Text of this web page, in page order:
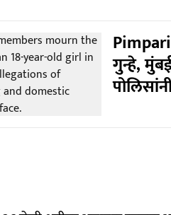
गुन्हे,